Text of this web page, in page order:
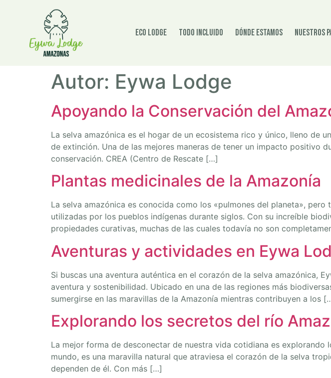
Eco Lodge Todo incluido Dónde estamos Nuestros
Autor: Eywa Lodge
Apoyando la Conservación del
La selva amazónica es el hogar de un ecosistema rico y único, lleno de
de extinción. Una de las mejores maneras de tener un impacto positivo
conservación. CREA (Centro de Rescate […]
Plantas medicinales de la Amazonía
La selva amazónica es conocida como los «pulmones del planeta»,
utilizadas por los pueblos indígenas durante siglos. Con su increíble
propiedades curativas, muchas de las cuales todavía no son
Aventuras y actividades en Eywa
Si buscas una aventura auténtica en el corazón de la selva amazónica,
aventura y sostenibilidad. Ubicado en una de las regiones más
sumergirse en las maravillas de la Amazonía mientras contribuyen a los
Explorando los secretos del río
La mejor forma de desconectar de nuestra vida cotidiana es
mundo, es una maravilla natural que atraviesa el corazón de la selva
dependen de él. Con más […]